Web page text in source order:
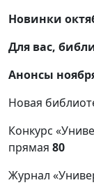
Новинки
Для вас,
Анонсы
Новая
Конкурс
прямая 80
Журнал